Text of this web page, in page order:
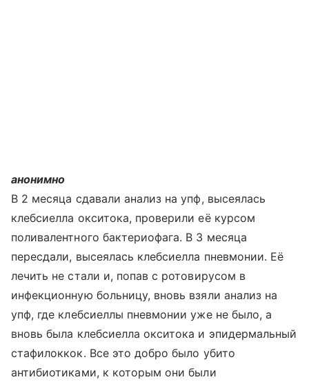
анонимно
В 2 месяца сдавали анализ на упф, высеялась
клебсиелла окситока, проверили её курсом
поливалентного бактериофага. В 3 месяца
пересдали, высеялась клебсиелла пневмонии. Её
лечить не стали и, попав с ротовирусом в
инфекционную больницу, вновь взяли анализ на
упф, где клебсиеллы пневмонии уже не было, а
вновь была клебсиелла окситока и эпидермальный
стафилоккок. Все это добро было убито
антибиотиками, к которым они были